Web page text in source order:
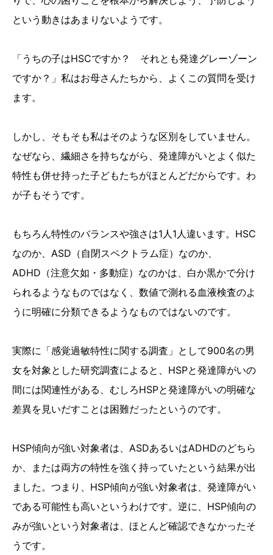
という動きはあまりないようです。
「うちの子はHSCですか？ それとも発達グレーゾーン
ですか？」私はお母さんたちから、よくこの質問を受け
ます。
しかし、そもそも私はそのような区別をしていません。
なぜなら、繊細さを持ちながら、発達障がいとよく似た
特性も併せ持った子どもたちがほとんどだからです。わ
が子もそうです。
もちろん特性のバランスや強さは1人1人違います。HSC
なのか、ASD（自閉スペクトラム症）なのか、
ADHD（注意欠如・多動症）なのかは、白か黒かで分け
られるようなものではなく、数値で測れる血液検査のよ
うに明確に分類できるようなものではないのです。
実際に「感覚過敏特性に関する調査」として900名の男
女を対象とした研究調査によると、HSPと発達障がいの
間には関連性がある、むしろHSPと発達障がいの明確な
差異を見いだすことは困難だったというのです。
HSP傾向が強い対象者は、ASDあるいはADHDのどちら
か、または両方の特性を強く持っていたという結果が出
ました。つまり、HSP傾向が強い対象者は、発達障がい
である可能性も高いというわけです。逆に、HSP傾向の
みが強いという対象者は、ほとんど確認できなかったそ
うです。